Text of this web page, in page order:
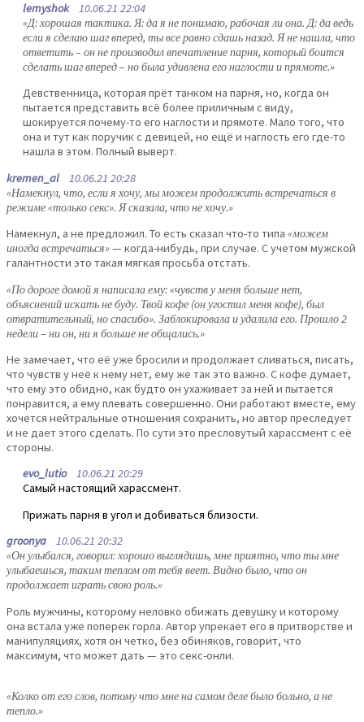
lemyshok10.06.21 22:04
«Д: хорошая тактика. Я: да я не понимаю, рабочая ли она. Д: да ведь
если я сделаю шаг вперед, ты все равно сдашь назад. Я не нашла, что
ответить – он не производил впечатление парня, который боится
сделать шаг вперед – но была удивлена его наглости и прямоте.»
Девственница, которая прёт танком на парня, но, когда он
пытается представить всё более приличным с виду,
шокируется почему-то его наглости и прямоте. Мало того, что
она и тут как поручик с девицей, но ещё и наглость его где-то
нашла в этом. Полный выверт.
kremen_al 10.06.21 20:28
«Намекнул, что, если я хочу, мы можем продолжить встречаться в
режиме «только секс». Я сказала, что не хочу.»
Намекнул, а не предложил. То есть сказал что-то типа «можем
иногда встречаться»— когда-нибудь, при случае. С учетом мужской
галантности это такая мягкая просьба отстать.
«По дороге домой я написала ему: «чувств у меня больше нет,
объяснений искать не буду. Твой кофе (он угостил меня кофе), был
отвратительный, но спасибо». Заблокировала и удалила его. Прошло 2
недели – ни он, ни я больше не общались.»
Не замечает, что её уже бросили и продолжает сливаться, писать,
что чувств у неё к нему нет, ему же так это важно. С кофе думает,
что ему это обидно, как будто он ухаживает за ней и пытается
понравится, а ему плевать совершенно. Они работают вместе, ему
хочется нейтральные отношения сохранить, но автор преследует
и не дает этого сделать. По сути это пресловутый харассмент с её
стороны.
evo_lutio10.06.21 20:29
Самый настоящий харассмент.
Прижать парня в угол и добиваться близости.
groonya 10.06.21 20:32
«Он улыбался, говорил: хорошо выглядишь, мне приятно, что ты мне
улыбаешься, таким теплом от тебя веет. Видно было, что он
продолжает играть свою роль.»
Роль мужчины, которому неловко обижать девушку и которому
она встала уже поперек горла. Автор упрекает его в притворстве и
манипуляциях, хотя он четко, без обиняков, говорит, что
максимум, что может дать — это секс-онли.
«Колко от его слов, потому что мне на самом деле было больно, а не
тепло.»